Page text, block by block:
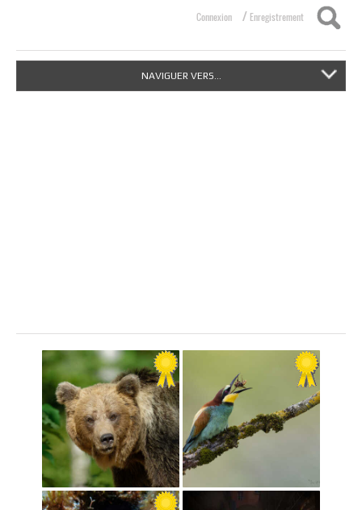
Connexion / Enregistrement
NAVIGUER VERS...